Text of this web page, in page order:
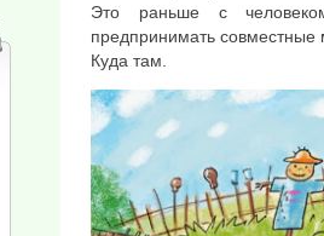
Это раньше с
предпринимать совместные
Куда там.